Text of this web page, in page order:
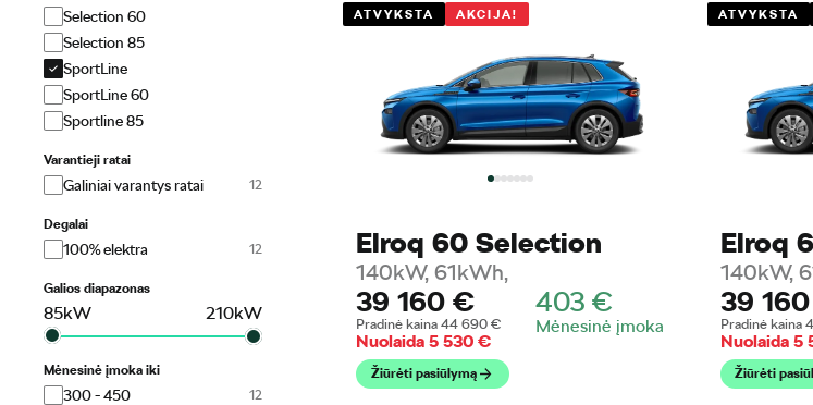
Selection 60
Selection 85
SportLine
SportLine 60
Sportline 85
Varantieji ratai
Galiniai varantys ratai
Degalai
100% elektra
Galios diapazonas
85kW 210kW
Mėnesinė įmoka iki
300 - 450
ATVYKSTA AKCIJA!
Elroq 60 Selection
140kW, 61kWh,
39 160 €
Pradinė kaina 44 690 €
Nuolaida 5 530 €
403 €
Mėnesinė įmoka
Žiūrėti pasiūlymą
ATVYKSTA
Elroq
140kW,
39 160
Pradinė kaina
Nuolaida 5
Žiūrėti